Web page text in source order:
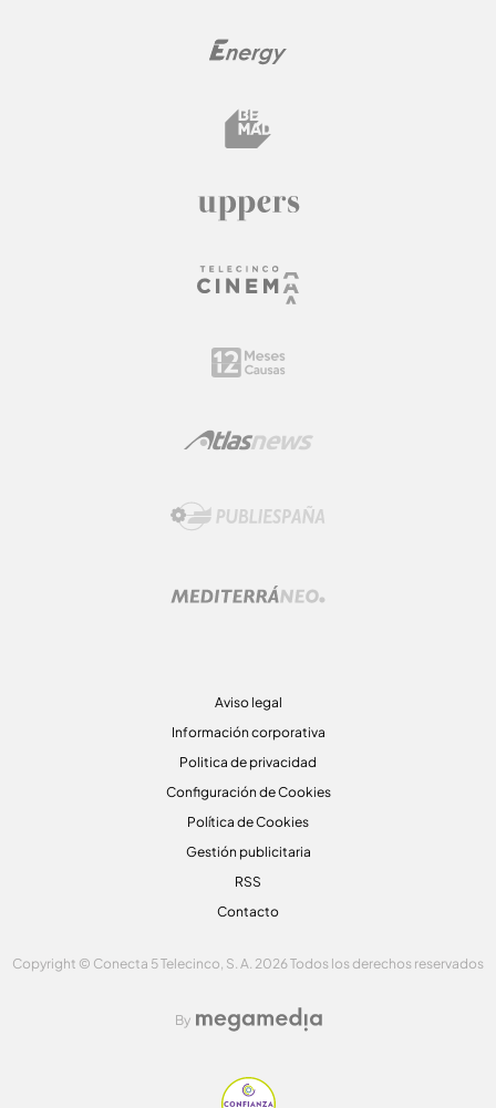
Aviso legal
Información corporativa
Politica de privacidad
Configuración de Cookies
Política de Cookies
Gestión publicitaria
RSS
Contacto
Copyright © Conecta 5 Telecinco, S. A. 2026 Todos los derechos reservados
By